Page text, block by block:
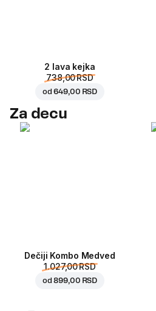
2 lava kejka
738,00 RSD
od649,00 RSD
Za decu
Dečiji Kombo Medved
1.027,00 RSD
od899,00 RSD